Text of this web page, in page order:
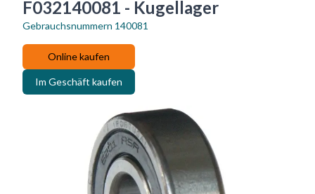
F032140081 - Kugellager
Gebrauchsnummern 140081
Online kaufen
Im Geschäft kaufen